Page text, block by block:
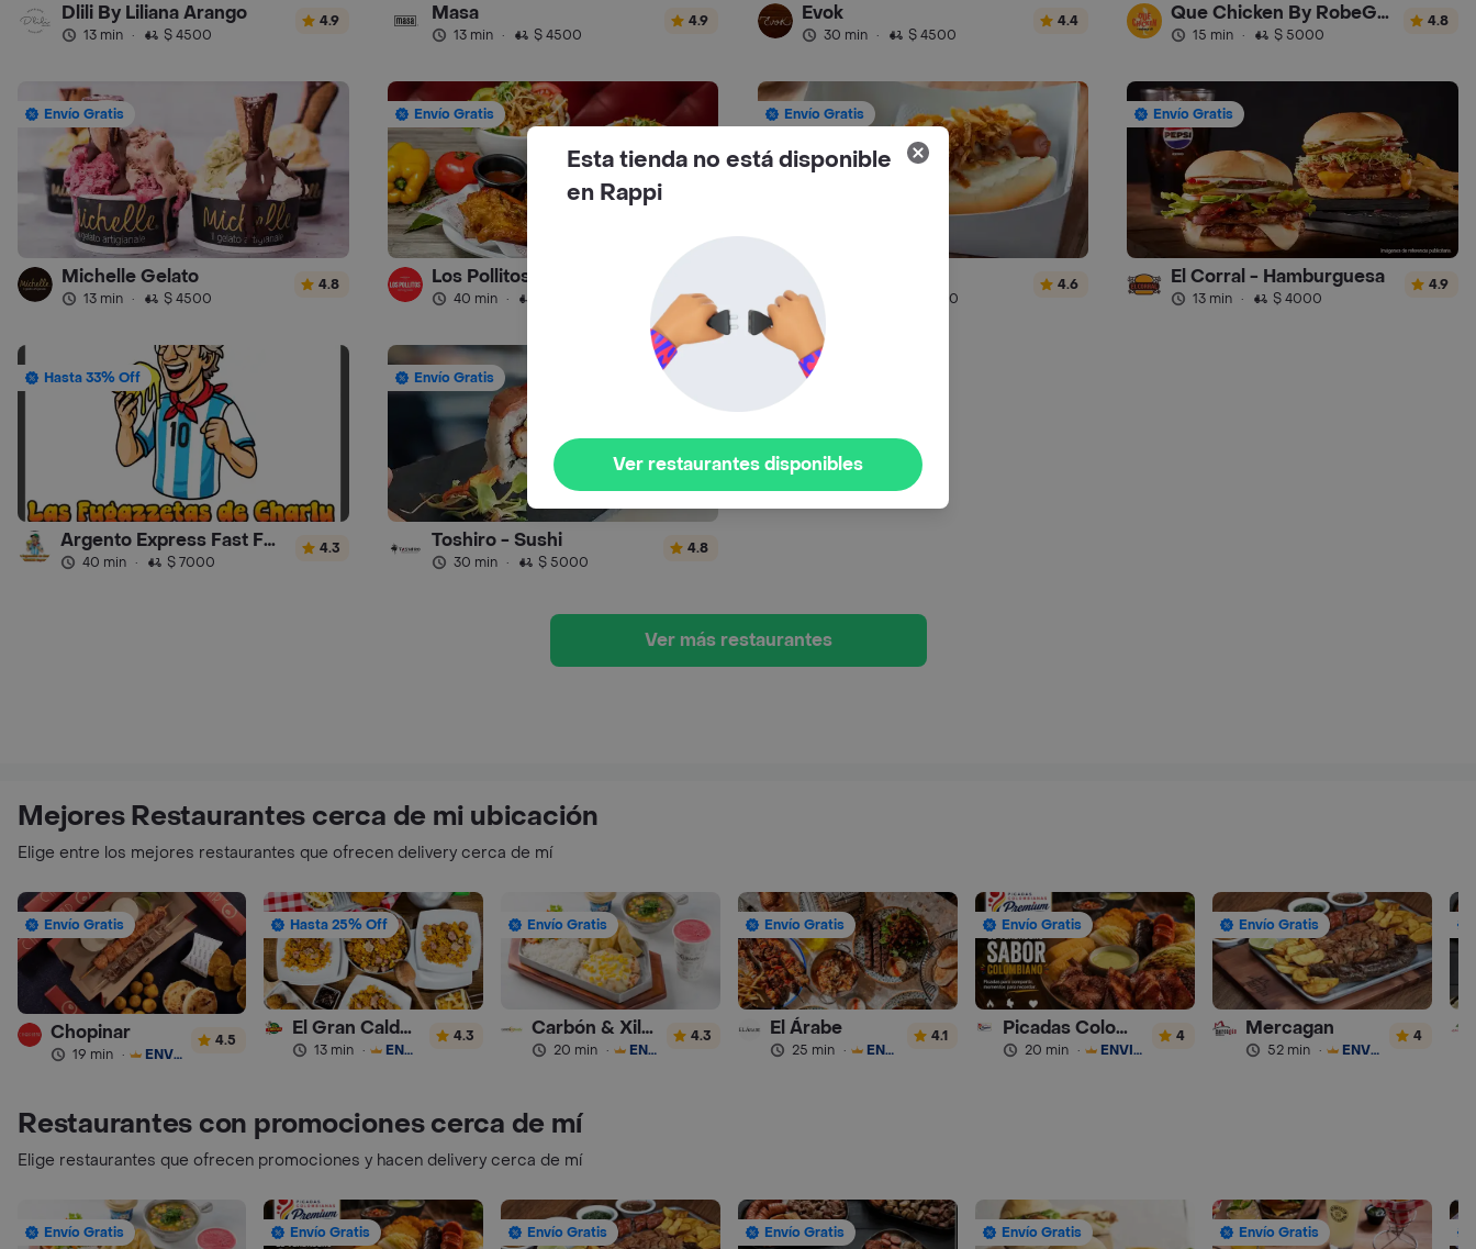
Dlili By Liliana Arango
13 min · $ 4500
4.9 Masa
13 min · $ 4500
4.9 Evok
30 min · $ 4500
4.4 Que Chicken By RobeGrill
15 min · $ 5000
4.8
Envío Gratis
Michelle Gelato
13 min · $ 4500
4.8
Envío Gratis
Los Pollitos
40 min ·
Envío Gratis
Frank Truck
$ 6000
4.6
Envío Gratis
El Corral - Hamburguesa
13 min · $ 4000
4.9
Hasta 33% Off
Argento Express Fast Food
40 min · $ 7000
4.3
Envío Gratis
Toshiro - Sushi
30 min · $ 5000
4.8
Ver más restaurantes
Mejores Restaurantes cerca de mi ubicación
Elige entre los mejores restaurantes que ofrecen delivery cerca de mí
Envío Gratis
Chopinar
19 min · ENVÍO GRATIS
4.5
Hasta 25% Off
El Gran Caldas Arroz Paisa
13 min · ENVÍO GRATIS
4.3
Envío Gratis
Carbón & Xilvestre
20 min · ENVÍO GRATIS
4.3
Envío Gratis
El Árabe
25 min · ENVÍO GRATIS
4.1
Envío Gratis
Picadas Colombianas Premium
20 min · ENVÍO GRATIS
4
Envío Gratis
Mercagan
52 min · ENVÍO GRATIS
4
Restaurantes con promociones cerca de mí
Elige restaurantes que ofrecen promociones y hacen delivery cerca de mí
Envío Gratis Envío Gratis Envío Gratis Envío Gratis Envío Gratis Envío Gratis
Esta tienda no está disponible
en Rappi
Ver restaurantes disponibles